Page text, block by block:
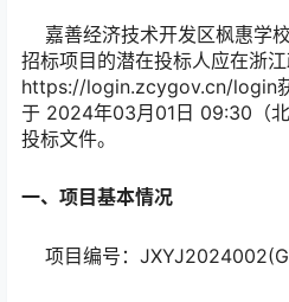
嘉善经济技术开发区枫惠学
招标项目的潜在投标人应在浙
https://login.zcygov.cn/login
于 2024年03月01日 09:30（北
投标文件。
一、项目基本情况
项目编号：